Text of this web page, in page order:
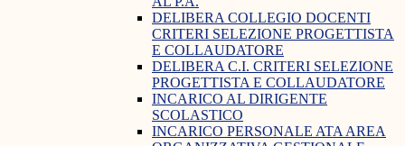
DELIBERA COLLEGIO DOCENTI
CRITERI SELEZIONE PROGETTISTA
E COLLAUDATORE
DELIBERA C.I. CRITERI SELEZIONE
PROGETTISTA E COLLAUDATORE
INCARICO AL DIRIGENTE
SCOLASTICO
INCARICO PERSONALE ATA AREA